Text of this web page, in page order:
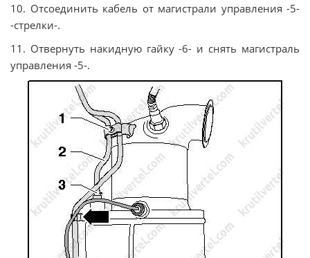
10. Отсоединить кабель от магистрали управления -5-
-стрелки-.
11. Отвернуть накидную гайку -6- и снять магистраль
управления -5-.